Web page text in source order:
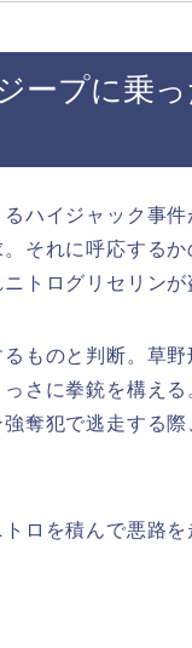
プに乗
ハイジャック事
それに呼応する
トログリセリンが
ものと判断。草
さに拳銃を構え
奪犯で逃走する
ロを積んで悪路